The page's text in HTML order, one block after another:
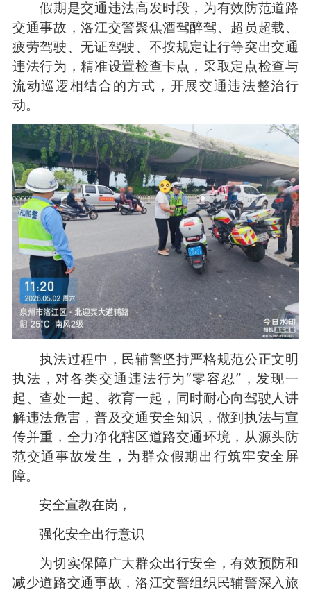
假期是交通违法高发时段，为有效防范道路
交通事故，洛江交警聚焦酒驾醉驾、超员超载、
疲劳驾驶、无证驾驶、不按规定让行等突出交通
违法行为，精准设置检查卡点，采取定点检查与
流动巡逻相结合的方式，开展交通违法整治行
动。
执法过程中，民辅警坚持严格规范公正文明
执法，对各类交通违法行为“零容忍”，发现一
起、查处一起、教育一起，同时耐心向驾驶人讲
解违法危害，普及交通安全知识，做到执法与宣
传并重，全力净化辖区道路交通环境，从源头防
范交通事故发生，为群众假期出行筑牢安全屏
障。
安全宣教在岗，
强化安全出行意识
为切实保障广大群众出行安全，有效预防和
减少道路交通事故，洛江交警组织民辅警深入旅